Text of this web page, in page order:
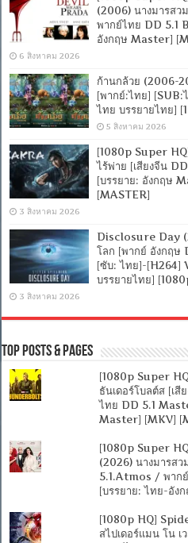
(2006) นางมารสว
พากย์ไทย DD 5.1
อังกฤษ Master]
6 สิงหาคม 2026
ก้านกล้วย (2006-
[พากย์:ไทย] [SUB:
ไทย บรรยายไทย]
5 สิงหาคม 2026
[1080p Super
ไร้พ่าย [เสียงจีน
[บรรยาย: อังกฤษ
[MASTER]
3 สิงหาคม 2026
Disclosure Day
โลก [พากย์ อังกฤษ
[ซับ: ไทย]-[H264]
บรรยายไทย]
3 สิงหาคม 2026
Top Posts & Pages
[1080p Super
ธันเดอร์โบลต์ส [เ
ไทย DD 5.1
Master] [MKV]
[1080p Super
(2026) นางมารสว
5.1.Atmos / พาก
[บรรยาย: ไทย-อัง
[1080p HQ]
สไปเดอร์แมน โน เ